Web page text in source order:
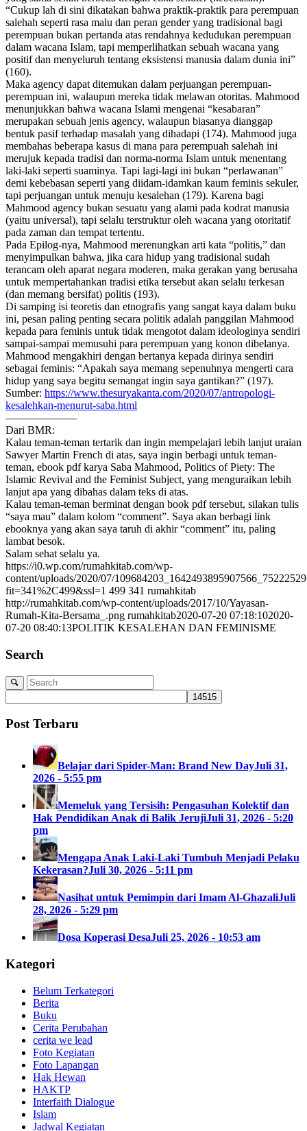
“Cukup lah di sini dikatakan bahwa praktik-praktik para perempuan
salehah seperti rasa malu dan peran gender yang tradisional bagi
perempuan bukan pertanda atas rendahnya kedudukan perempuan
dalam wacana Islam, tapi memperlihatkan sebuah wacana yang
positif dan menyeluruh tentang eksistensi manusia dalam dunia ini”
(160).
Maka agency dapat ditemukan dalam perjuangan perempuan-
perempuan ini, walaupun mereka tidak melawan otoritas. Mahmood
menunjukkan bahwa wacana Islami mengenai “kesabaran”
merupakan sebuah jenis agency, walaupun biasanya dianggap
bentuk pasif terhadap masalah yang dihadapi (174). Mahmood juga
membahas beberapa kasus di mana para perempuah salehah ini
merujuk kepada tradisi dan norma-norma Islam untuk menentang
laki-laki seperti suaminya. Tapi lagi-lagi ini bukan “perlawanan”
demi kebebasan seperti yang diidam-idamkan kaum feminis sekuler,
tapi perjuangan untuk menuju kesalehan (179). Karena bagi
Mahmood agency bukan sesuatu yang alami pada kodrat manusia
(yaitu universal), tapi selalu terstruktur oleh wacana yang otoritatif
pada zaman dan tempat tertentu.
Pada Epilog-nya, Mahmood merenungkan arti kata “politis,” dan
menyimpulkan bahwa, jika cara hidup yang tradisional sudah
terancam oleh aparat negara moderen, maka gerakan yang berusaha
untuk mempertahankan tradisi etika tersebut akan selalu terkesan
(dan memang bersifat) politis (193).
Di samping isi teoretis dan etnografis yang sangat kaya dalam buku
ini, pesan paling penting secara politik adalah panggilan Mahmood
kepada para feminis untuk tidak mengotot dalam ideologinya sendiri
sampai-sampai memusuhi para perempuan yang konon dibelanya.
Mahmood mengakhiri dengan bertanya kepada dirinya sendiri
sebagai feminis: “Apakah saya memang sepenuhnya mengerti cara
hidup yang saya begitu semangat ingin saya gantikan?” (197).
Sumber: https://www.thesuryakanta.com/2020/07/antropologi-
kesalehkan-menurut-saba.html
——————–
Dari BMR:
Kalau teman-teman tertarik dan ingin mempelajari lebih lanjut uraian
Sawyer Martin French di atas, saya ingin berbagi untuk teman-
teman, ebook pdf karya Saba Mahmood, Politics of Piety: The
Islamic Revival and the Feminist Subject, yang menguraikan lebih
lanjut apa yang dibahas dalam teks di atas.
Kalau teman-teman berminat dengan book pdf tersebut, silakan tulis
“saya mau” dalam kolom “comment”. Saya akan berbagi link
ebooknya yang akan saya taruh di akhir “comment” itu, paling
lambat besok.
Salam sehat selalu ya.
https://i0.wp.com/rumahkitab.com/wp-
content/uploads/2020/07/
fit=341%2C499&ssl=1 499 341 rumahkitab
http://rumahkitab.com/wp-content/uploads/2017/10/Yayasan-
Rumah-Kita-Bersama_.png rumahkitab2020-07-20 07:18:102020-
07-20 08:40:13POLITIK KESALEHAN DAN FEMINISME
Search
Post Terbaru
Belajar dari Spider-Man: Brand New DayJuli 31,
2026 - 5:55 pm
Memeluk yang Tersisih: Pengasuhan Kolektif dan
Hak Pendidikan Anak di Balik JerujiJuli 31, 2026 - 5:20
pm
Mengapa Anak Laki-Laki Tumbuh Menjadi Pelaku
Kekerasan?Juli 30, 2026 - 5:11 pm
Nasihat untuk Pemimpin dari Imam Al-GhazaliJuli
28, 2026 - 5:29 pm
Dosa Koperasi DesaJuli 25, 2026 - 10:53 am
Kategori
Belum Terkategori
Berita
Buku
Cerita Perubahan
cerita we lead
Foto Kegiatan
Foto Lapangan
Hak Hewan
HAKTP
Interfaith Dialogue
Islam
Jadwal Kegiatan